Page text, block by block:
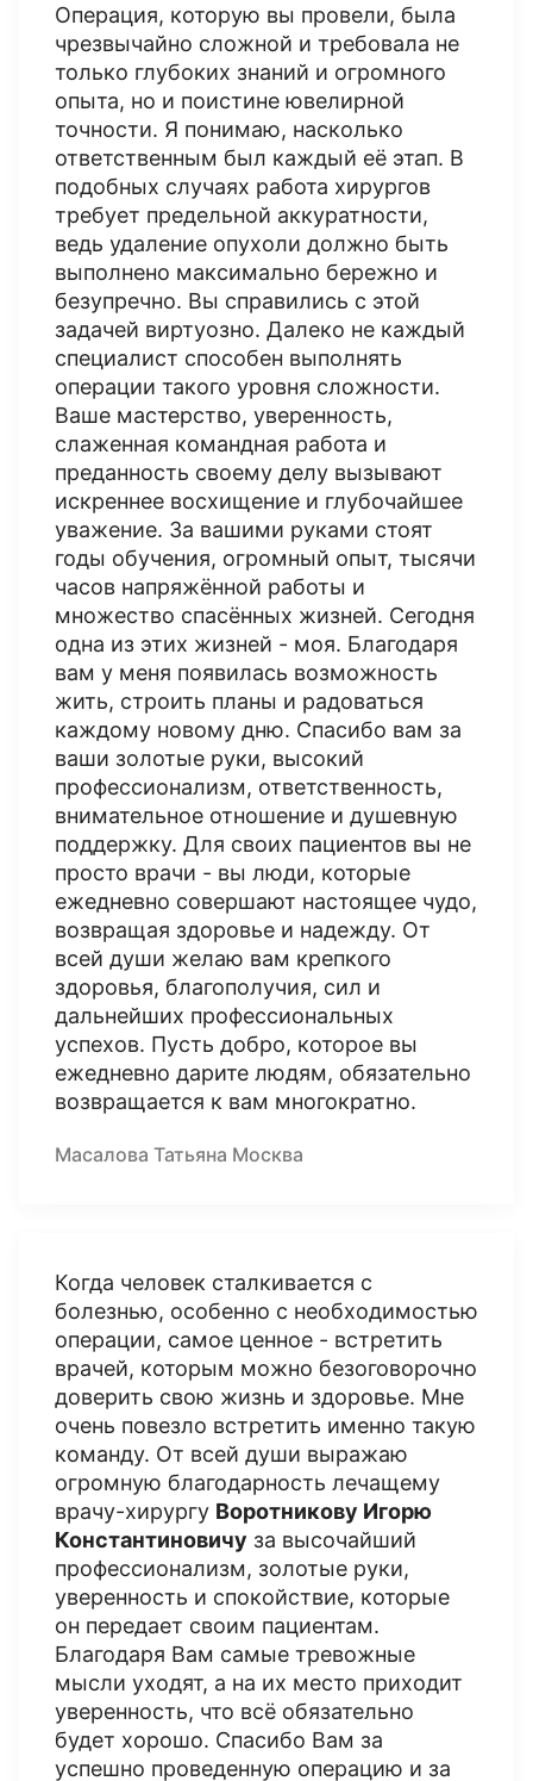
Операция, которую вы провели, была
чрезвычайно сложной и требовала не
только глубоких знаний и огромного
опыта, но и поистине ювелирной
точности. Я понимаю, насколько
ответственным был каждый её этап. В
подобных случаях работа хирургов
требует предельной аккуратности,
ведь удаление опухоли должно быть
выполнено максимально бережно и
безупречно. Вы справились с этой
задачей виртуозно. Далеко не каждый
специалист способен выполнять
операции такого уровня сложности.
Ваше мастерство, уверенность,
слаженная командная работа и
преданность своему делу вызывают
искреннее восхищение и глубочайшее
уважение. За вашими руками стоят
годы обучения, огромный опыт, тысячи
часов напряжённой работы и
множество спасённых жизней. Сегодня
одна из этих жизней - моя. Благодаря
вам у меня появилась возможность
жить, строить планы и радоваться
каждому новому дню. Спасибо вам за
ваши золотые руки, высокий
профессионализм, ответственность,
внимательное отношение и душевную
поддержку. Для своих пациентов вы не
просто врачи - вы люди, которые
ежедневно совершают настоящее чудо,
возвращая здоровье и надежду. От
всей души желаю вам крепкого
здоровья, благополучия, сил и
дальнейших профессиональных
успехов. Пусть добро, которое вы
ежедневно дарите людям, обязательно
возвращается к вам многократно.
Масалова Татьяна Москва
Когда человек сталкивается с
болезнью, особенно с необходимостью
операции, самое ценное - встретить
врачей, которым можно безоговорочно
доверить свою жизнь и здоровье. Мне
очень повезло встретить именно такую
команду. От всей души выражаю
огромную благодарность лечащему
врачу-хирургу Воротникову Игорю
Константиновичу за высочайший
профессионализм, золотые руки,
уверенность и спокойствие, которые
он передает своим пациентам.
Благодаря Вам самые тревожные
мысли уходят, а на их место приходит
уверенность, что всё обязательно
будет хорошо. Спасибо Вам за
успешно проведенную операцию и за